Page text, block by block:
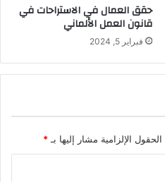
حقق العمال في الاستراحات في
قانون العمل الألماني
فبراير 5, 2024
الحقول الإلزامية مشار إليها بـ *